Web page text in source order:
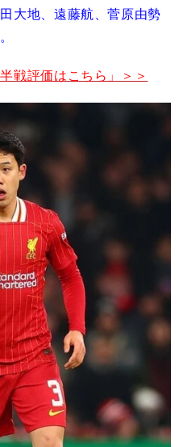
大地、遠藤航、菅原由勢
戦評価はこちら」＞＞